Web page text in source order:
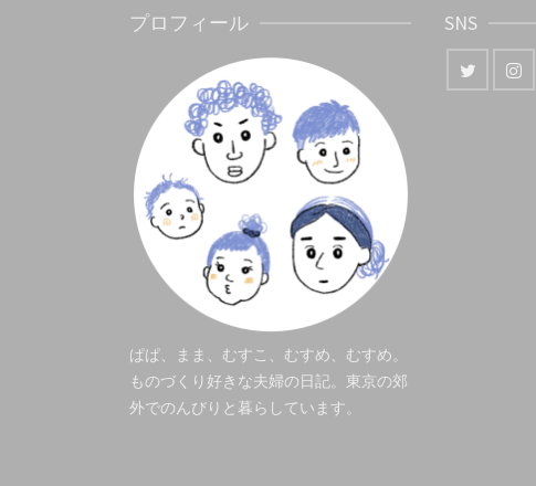
プロフィール
ぱぱ、まま、むすこ、むすめ、むすめ。
ものづくり好きな夫婦の日記。東京の郊
外でのんびりと暮らしています。
SNS